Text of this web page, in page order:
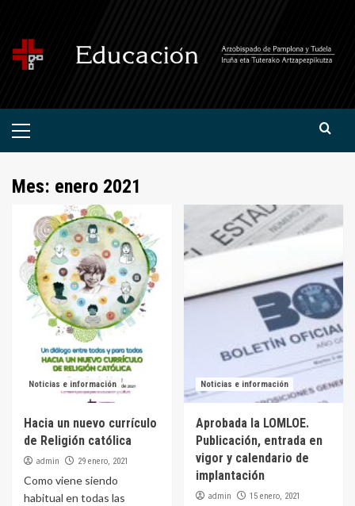
contenido
Menú
Mes: enero 2021
Noticias e información
Hacia un nuevo currículo
de Religión católica
admin 29 enero, 2021
Como viene siendo
habitual en todas las
Noticias e información
Aprobada la LOMLOE.
Publicación, entrada en
vigor y calendario de
implantación
admin 15 enero, 2021